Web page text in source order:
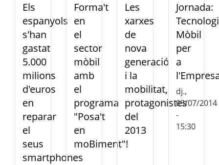
Els
espanyols
s'han
gastat
5.000
milions
d'euros
en
reparar
el
seus
smartphones
Forma't
en
el
sector
mòbil
amb
el
programa
"Posa't
en
moBiment"!
Les
xarxes
de
nova
generació
i la
mobilitat,
protagonistes
del
2013
Jornada:
Mòbil
per
a
dj.,
03/07/2014
-
15:30